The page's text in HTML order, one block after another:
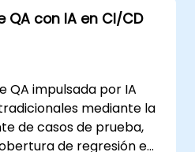
con IA en CI/CD
QA impulsada por IA
mediante la
de casos de prueba,
de regresión e